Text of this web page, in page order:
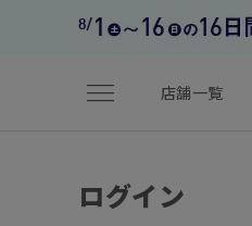
menu 店舗一覧
ログイン